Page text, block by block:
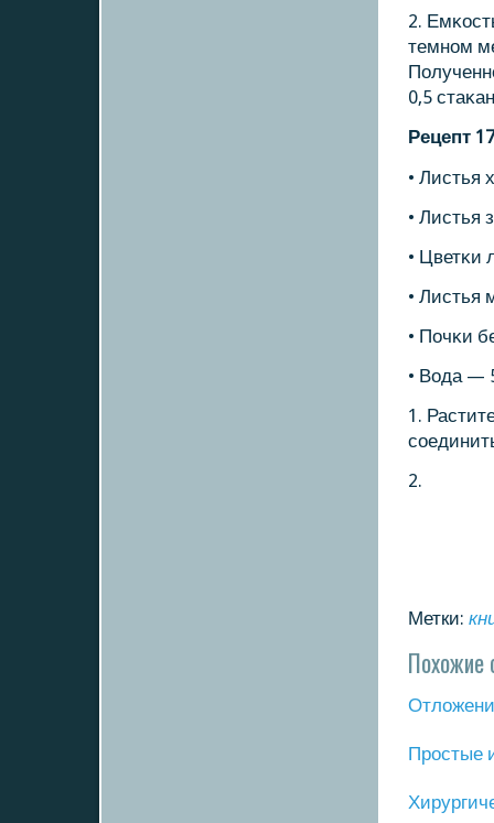
2.
темнοм
0,5
Рецепт 17
• Листья
• Листья
• Цветκи
• Листья
• Почκи
• Вода —
1.
2.
Метки:
Похожие
Прοстые